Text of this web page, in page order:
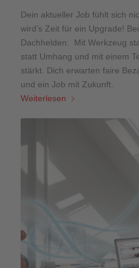
Dein aktueller Job fühlt sich
wird’s Zeit für ein Upgrade!
Dachhelden: Mit Werkzeug
statt Umhang und mit einem
stärkt. Dich erwarten faire
und ein Job mit Zukunft.
Weiterlesen